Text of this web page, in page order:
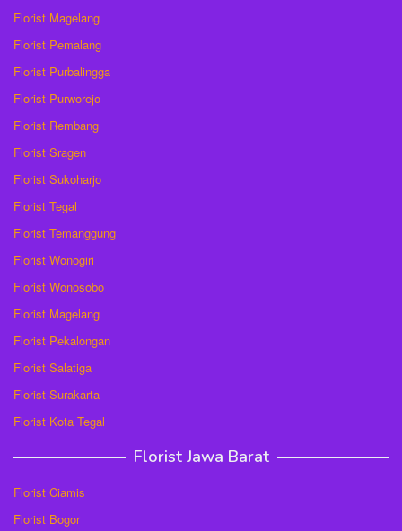
Florist Magelang
Florist Pemalang
Florist Purbalingga
Florist Purworejo
Florist Rembang
Florist Sragen
Florist Sukoharjo
Florist Tegal
Florist Temanggung
Florist Wonogiri
Florist Wonosobo
Florist Magelang
Florist Pekalongan
Florist Salatiga
Florist Surakarta
Florist Kota Tegal
Florist Jawa Barat
Florist Ciamis
Florist Bogor